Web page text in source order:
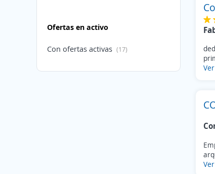
Ofertas en activo
Con ofertas activas (17)